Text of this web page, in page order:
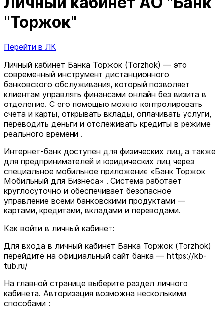
"Торжок"
Перейти в ЛК
Личный кабинет Банка Торжок (Torzhok) — это
современный инструмент дистанционного
банковского обслуживания, который позволяет
клиентам управлять финансами онлайн без визита в
отделение. С его помощью можно контролировать
счета и карты, открывать вклады, оплачивать услуги,
переводить деньги и отслеживать кредиты в режиме
реального времени .
Интернет-банк доступен для физических лиц, а также
для предпринимателей и юридических лиц через
специальное мобильное приложение «Банк Торжок
Мобильный для Бизнеса» . Система работает
круглосуточно и обеспечивает безопасное
управление всеми банковскими продуктами —
картами, кредитами, вкладами и переводами.
Как войти в личный кабинет:
Для входа в личный кабинет Банка Торжок (Torzhok)
перейдите на официальный сайт банка — https://kb-
tub.ru/
На главной странице выберите раздел личного
кабинета. Авторизация возможна несколькими
способами :